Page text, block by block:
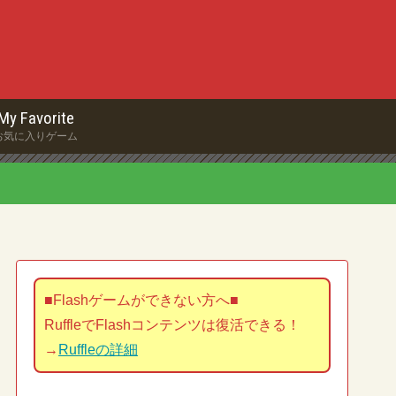
Favorite
気に入りゲーム
■Flashゲームができない方へ■
RuffleでFlashコンテンツは復活できる！
→ Ruffleの詳細